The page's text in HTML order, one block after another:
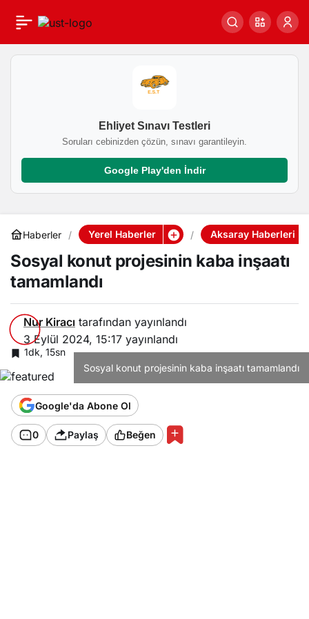
Ehliyet Sınavı Testleri
Soruları cebinizden çözün, sınavı garantileyin.
Google Play'den İndir
Haberler Yerel Haberler Aksaray Haberleri
Sosyal konut projesinin kaba inşaatı
tamamlandı
Nur Kiracı tarafından yayınlandı
3 Eylül 2024, 15:17 yayınlandı
1dk, 15sn
Sosyal konut projesinin kaba inşaatı tamamlandı
Google'da Abone Ol
0 Paylaş Beğen
Sosyal konut projesinin
kaba inşaatı tamamlandı
0